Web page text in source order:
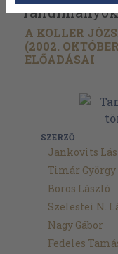
Tanulmányok
A KOLLER
(2002.
ELŐADÁSAI
SZERZŐ
Jankovits
Timár György
Boros László
Szelestei N.
Nagy Gábor
Fedeles